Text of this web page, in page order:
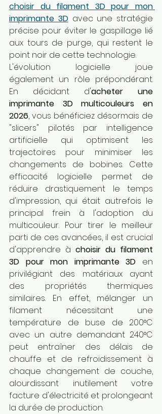
choisir du filament 3D pour mon
imprimante 3D avec une stratégie
précise pour éviter le gaspillage lié
aux tours de purge, qui restent le
point noir de cette technologie.
L'évolution logicielle joue
également un rôle prépondérant.
En décidant d'acheter une
imprimante 3D multicouleurs en
2026, vous bénéficiez désormais de
"slicers" pilotés par intelligence
artificielle qui optimisent les
trajectoires pour minimiser les
changements de bobines. Cette
efficacité logicielle permet de
réduire drastiquement le temps
d'impression, qui était autrefois le
principal frein à l'adoption du
multicouleur. Pour tirer le meilleur
parti de ces avancées, il est crucial
d'apprendre à choisir du filament
3D pour mon imprimante 3D en
privilégiant des matériaux ayant
des propriétés thermiques
similaires. En effet, mélanger un
filament nécessitant une
température de buse de 200°C
avec un autre demandant 240°C
peut entraîner des délais de
chauffe et de refroidissement à
chaque changement de couche,
alourdissant inutilement votre
facture d'électricité et prolongeant
la durée de production.